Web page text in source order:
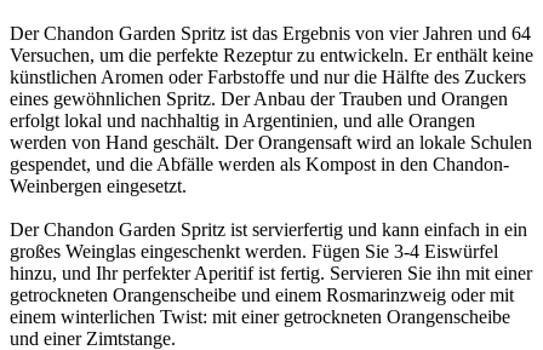
Der Chandon Garden Spritz ist das Ergebnis von vier Jahren und 64
Versuchen, um die perfekte Rezeptur zu entwickeln. Er enthält keine
künstlichen Aromen oder Farbstoffe und nur die Hälfte des Zuckers
eines gewöhnlichen Spritz. Der Anbau der Trauben und Orangen
erfolgt lokal und nachhaltig in Argentinien, und alle Orangen
werden von Hand geschält. Der Orangensaft wird an lokale Schulen
gespendet, und die Abfälle werden als Kompost in den Chandon-
Weinbergen eingesetzt.
Der Chandon Garden Spritz ist servierfertig und kann einfach in ein
großes Weinglas eingeschenkt werden. Fügen Sie 3-4 Eiswürfel
hinzu, und Ihr perfekter Aperitif ist fertig. Servieren Sie ihn mit einer
getrockneten Orangenscheibe und einem Rosmarinzweig oder mit
einem winterlichen Twist: mit einer getrockneten Orangenscheibe
und einer Zimtstange.